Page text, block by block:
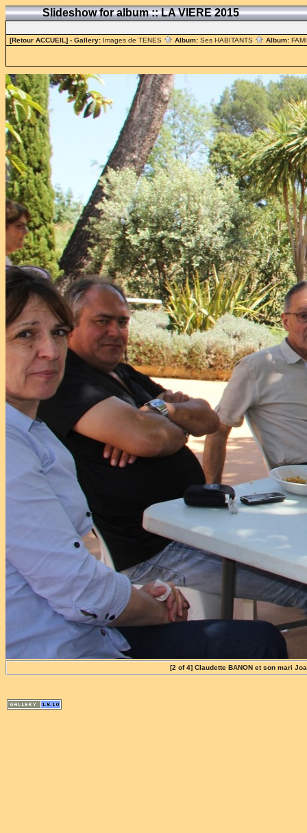
Slideshow for album :: LA VIERE 2015
[Retour ACCUEIL] - Gallery: Images de TENES Album: Ses HABITANTS Album:
[2 of 4] Claudette BANON et son mari